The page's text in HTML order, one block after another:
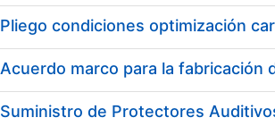
Pliego condiciones optimización
Acuerdo marco para la fabricación